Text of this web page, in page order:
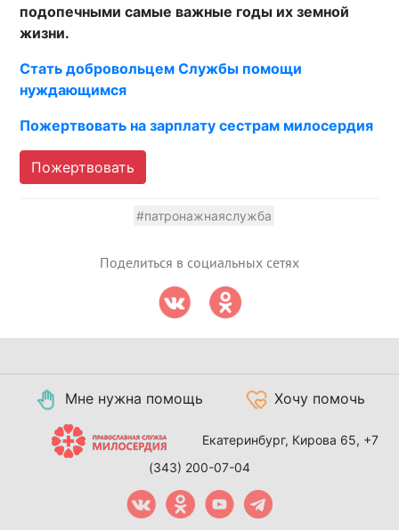
подопечными самые важные годы их земной
жизни.
Стать добровольцем Службы помощи
нуждающимся
Пожертвовать на зарплату сестрам милосердия
Пожертвовать
#патронажнаяслужба
Поделиться в социальных сетях
Мне нужна помощь Хочу помочь
Екатеринбург, Кирова 65, +7
(343) 200-07-04